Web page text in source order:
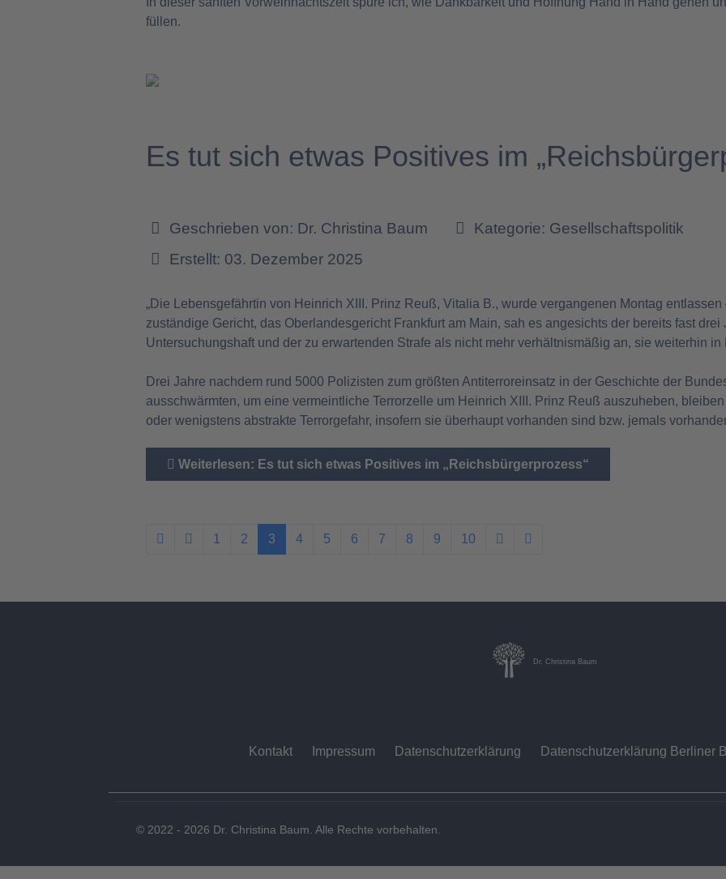
füllen.
Es tut sich etwas Positives im
Geschrieben von: Dr. Christina Baum Kategorie: Gesellschaftspolitik
Erstellt: 03. Dezember 2025
„Die Lebensgefährtin von Heinrich XIII. Prinz Reuß, Vitalia B., wurde vergangenen Montag
zuständige Gericht, das Oberlandesgericht Frankfurt am Main, sah es angesichts der bereits fast drei
Untersuchungshaft und der zu erwartenden Strafe als nicht mehr verhältnismäßig an, sie weiterhin in
Drei Jahre nachdem rund 5000 Polizisten zum größten Antiterroreinsatz in der Geschichte der
ausschwärmten, um eine vermeintliche Terrorzelle um Heinrich XIII. Prinz Reuß auszuheben,
oder wenigstens abstrakte Terrorgefahr, insofern sie überhaupt vorhanden sind bzw. jemals
Weiterlesen: Es tut sich etwas Positives im „Reichsbürgerprozess“
1 2 3 4 5 6 7 8 9 10
Dr. Christina Baum
Kontakt Impressum Datenschutzerklärung Datenschutzerklärung Berliner
© 2022 - 2026 Dr. Christina Baum. Alle Rechte vorbehalten.